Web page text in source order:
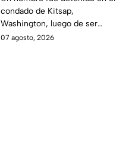
DESATANDO inc3ndio
en una casa
condado de Kitsap,
Washington, luego de ser
señalado como presunto
07 agosto, 2026